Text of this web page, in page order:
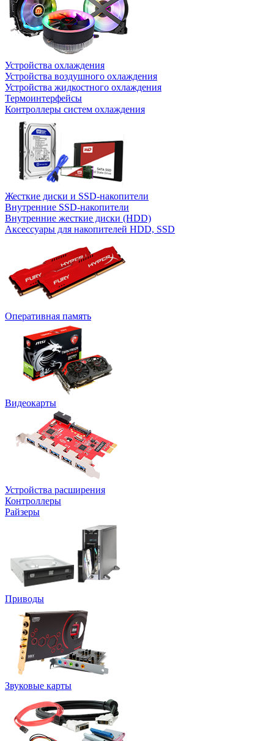
Устройства охлаждения
Устройства воздушного охлаждения
Устройства жидкостного охлаждения
Термоинтерфейсы
Контроллеры систем охлаждения
Жесткие диски и SSD-накопители
Внутренние SSD-накопители
Внутренние жесткие диски (HDD)
Аксессуары для накопителей HDD, SSD
Оперативная память
Видеокарты
Устройства расширения
Контроллеры
Райзеры
Приводы
Звуковые карты